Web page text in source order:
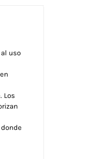
uso
Los